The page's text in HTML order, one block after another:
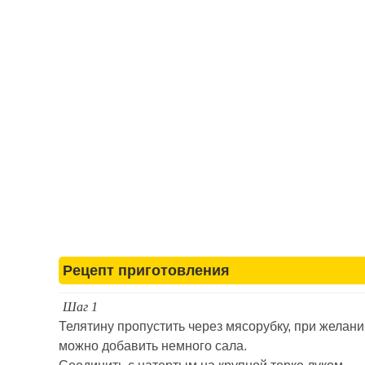
Рецепт приготовления
Шаг 1
Телятину пропустить через мясорубку, при
можно добавить немного сала.